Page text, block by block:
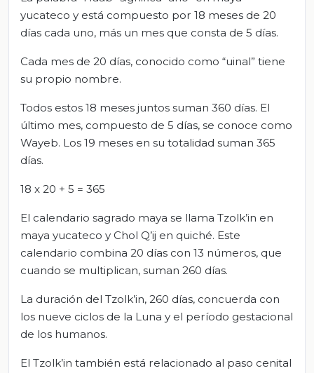
yucateco y está compuesto por 18 meses de 20
días cada uno, más un mes que consta de 5 días.
Cada mes de 20 días, conocido como “uinal” tiene
su propio nombre.
Todos estos 18 meses juntos suman 360 días. El
último mes, compuesto de 5 días, se conoce como
Wayeb. Los 19 meses en su totalidad suman 365
días.
18 x 20 + 5 = 365
El calendario sagrado maya se llama Tzolk’in en
maya yucateco y Chol Q’ij en quiché. Este
calendario combina 20 días con 13 números, que
cuando se multiplican, suman 260 días.
La duración del Tzolk’in, 260 días, concuerda con
los nueve ciclos de la Luna y el período gestacional
de los humanos.
El Tzolk’in también está relacionado al paso cenital